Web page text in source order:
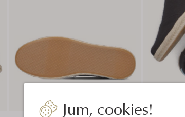
Jum, cookies!